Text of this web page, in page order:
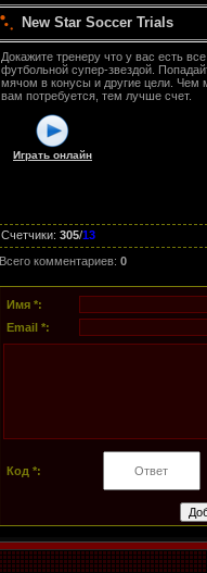
New Star Soccer Trials
Докажите тренеру что у вас есть
футбольной супер-звездой.
мячом в конусы и другие цели. Чем
вам потребуется, тем лучше счет.
Играть онлайн
Счетчики: 305/13
Всего комментариев: 0
Имя *:
Email *:
Код *: